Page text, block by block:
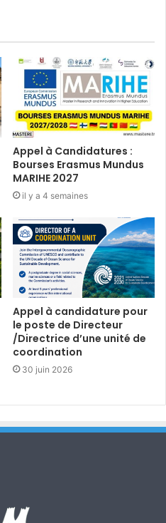
Appel à Candidatures :
Bourses Erasmus Mundus
MARIHE 2027
il y a 4 semaines
Appel à candidature pour
le poste de Directeur
/Directrice d’une unité de
coordination
30 juin 2026